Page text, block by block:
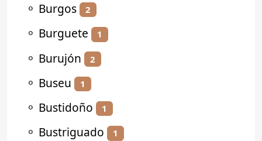
⚬ Burgos 2
⚬ Burguete 1
⚬ Burujón 2
⚬ Buseu 1
⚬ Bustidoño 1
⚬ Bustriguado 1